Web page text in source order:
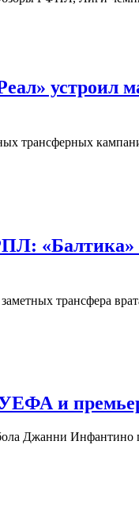
трансферных
трансфера
и
Джанни Инфантино